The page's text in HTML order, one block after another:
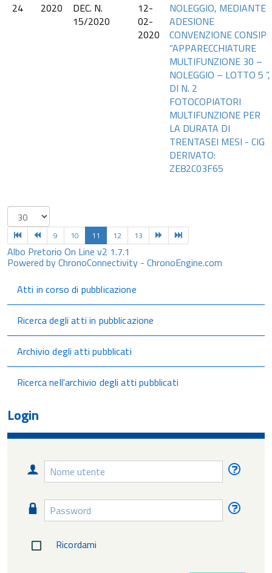
24
2020
DEC. N.
15/2020
12-
02-
2020
NOLEGGIO, MEDIANTE
ADESIONE
CONVENZIONE CONSIP
“APPARECCHIATURE
MULTIFUNZIONE 30 –
NOLEGGIO – LOTTO 5 ”,
DI N. 2
FOTOCOPIATORI
MULTIFUNZIONE PER
LA DURATA DI
TRENTASEI MESI - CIG
DERIVATO:
ZE82C03F65
9 10 11 12 13
Albo Pretorio On Line v2 1.7.1
Powered by ChronoConnectivity - ChronoEngine.com
Atti in corso di pubblicazione
Ricerca degli atti in pubblicazione
Archivio degli atti pubblicati
Ricerca nell'archivio degli atti pubblicati
Login
Nome
utente
Password
Ricordami